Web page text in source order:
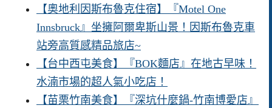
【奧地利因斯布魯克住宿】『Motel One
Innsbruck』坐擁阿爾卑斯山景！因斯布魯克車
站旁高質感精品旅店~
【台中西屯美食】『BOK麵店』在地古早味！
水湳市場的超人氣小吃店！
【苗栗竹南美食】『深坑什麼鍋-竹南博愛店』